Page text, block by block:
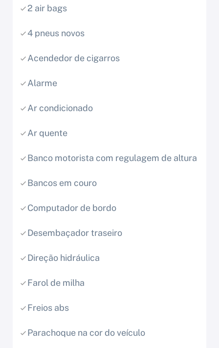
2 air bags
4 pneus novos
Acendedor de cigarros
Alarme
Ar condicionado
Ar quente
Banco motorista com regulagem de altura
Bancos em couro
Computador de bordo
Desembaçador traseiro
Direção hidráulica
Farol de milha
Freios abs
Parachoque na cor do veículo